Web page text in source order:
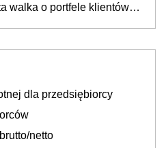
walka o portfele klientów
dla przedsiębiorcy
netto